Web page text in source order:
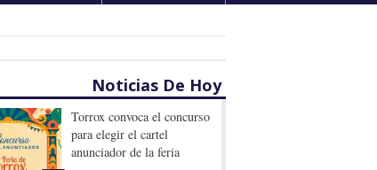
Noticias De Hoy
Torrox convoca el concurso
para elegir el cartel
anunciador de la feria